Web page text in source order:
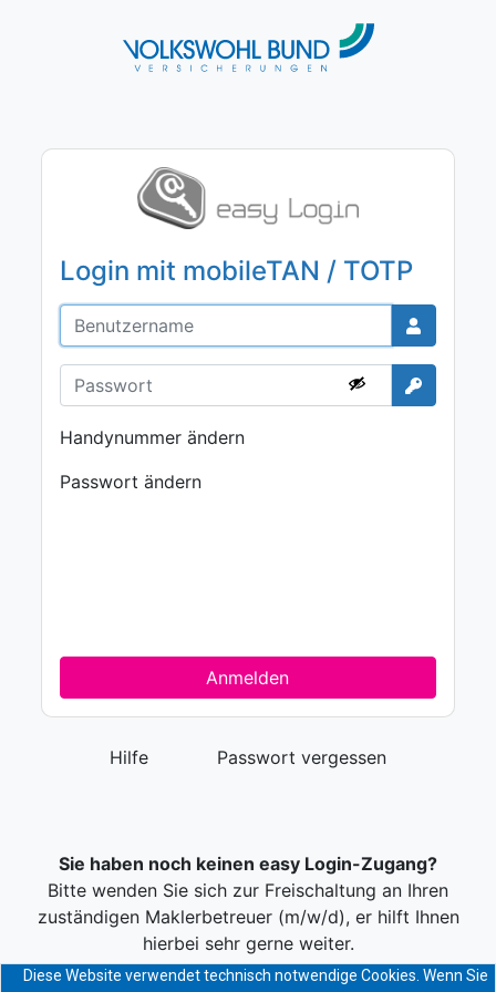
Diese Website verwendet technisch notwendige Cookies. Wenn Sie
Login mit mobileTAN / TOTP
Handynummer ändern
Passwort ändern
Anmelden
Hilfe Passwort vergessen
Sie haben noch keinen easy Login-Zugang?
Bitte wenden Sie sich zur Freischaltung an Ihren
zuständigen Maklerbetreuer (m/w/d), er hilft Ihnen
hierbei sehr gerne weiter.